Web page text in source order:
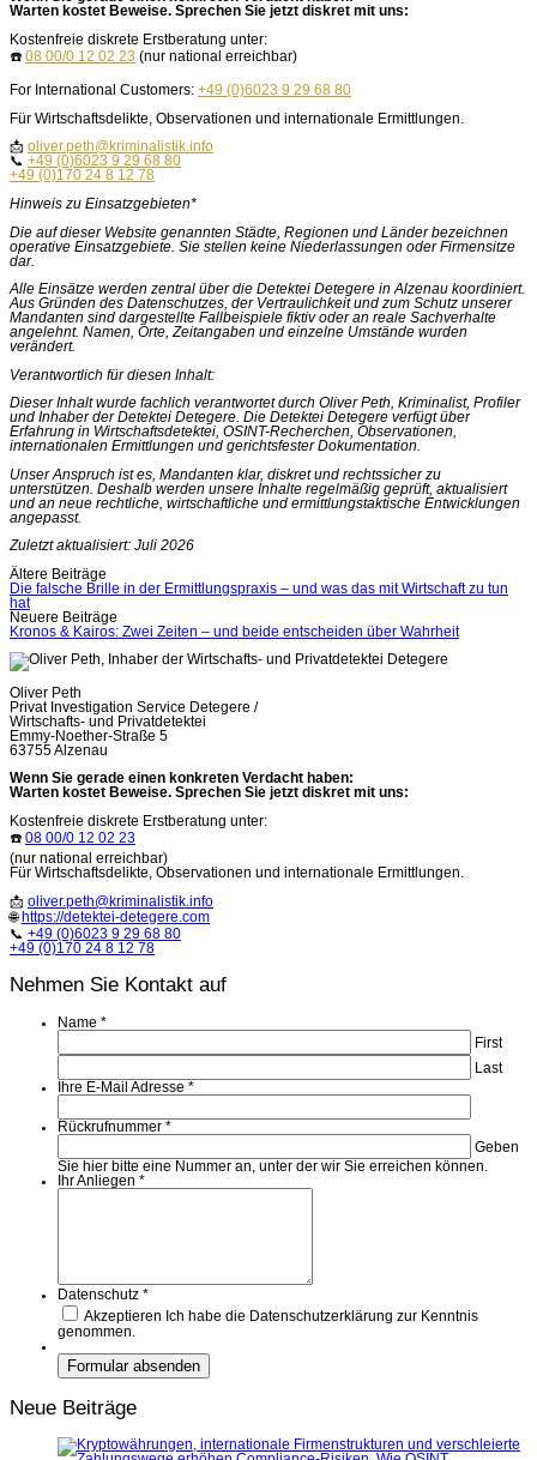
Warten kostet Beweise. Sprechen Sie jetzt diskret mit uns:
Kostenfreie diskrete Erstberatung unter:
☎️ 08 00/0 12 02 23 (nur national erreichbar)
For International Customers: +49 (0)6023 9 29 68 80
Für Wirtschaftsdelikte, Observationen und internationale Ermittlungen.
📩 oliver.peth@kriminalistik.info
📞 +49 (0)6023 9 29 68 80
+49 (0)170 24 8 12 78
Hinweis zu Einsatzgebieten*
Die auf dieser Website genannten Städte, Regionen und Länder bezeichnen
operative Einsatzgebiete. Sie stellen keine Niederlassungen oder Firmensitze
dar.
Alle Einsätze werden zentral über die Detektei Detegere in Alzenau koordiniert.
Aus Gründen des Datenschutzes, der Vertraulichkeit und zum Schutz unserer
Mandanten sind dargestellte Fallbeispiele fiktiv oder an reale Sachverhalte
angelehnt. Namen, Orte, Zeitangaben und einzelne Umstände wurden
verändert.
Verantwortlich für diesen Inhalt:
Dieser Inhalt wurde fachlich verantwortet durch Oliver Peth, Kriminalist, Profiler
und Inhaber der Detektei Detegere. Die Detektei Detegere verfügt über
Erfahrung in Wirtschaftsdetektei, OSINT-Recherchen, Observationen,
internationalen Ermittlungen und gerichtsfester Dokumentation.
Unser Anspruch ist es, Mandanten klar, diskret und rechtssicher zu
unterstützen. Deshalb werden unsere Inhalte regelmäßig geprüft, aktualisiert
und an neue rechtliche, wirtschaftliche und ermittlungstaktische Entwicklungen
angepasst.
Zuletzt aktualisiert: Juli 2026
Beitragsnavigation
Ältere Beiträge
Die falsche Brille in der Ermittlungspraxis – und was das mit Wirtschaft zu tun
hat
Neuere Beiträge
Kronos & Kairos: Zwei Zeiten – und beide entscheiden über Wahrheit
Oliver Peth
Privat Investigation Service Detegere /
Wirtschafts- und Privatdetektei
Emmy-Noether-Straße 5
63755 Alzenau
Wenn Sie gerade einen konkreten Verdacht haben:
Warten kostet Beweise. Sprechen Sie jetzt diskret mit uns:
Kostenfreie diskrete Erstberatung unter:
☎️ 08 00/0 12 02 23
(nur national erreichbar)
Für Wirtschaftsdelikte, Observationen und internationale Ermittlungen.
📩 oliver.peth@kriminalistik.info
🌐 https://detektei-detegere.com
📞 +49 (0)6023 9 29 68 80
+49 (0)170 24 8 12 78
Nehmen Sie Kontakt auf
Name *
First
Last
Ihre E-Mail Adresse *
Rückrufnummer *
Geben
Sie hier bitte eine Nummer an, unter der wir Sie erreichen können.
Ihr Anliegen *
Datenschutz *
Akzeptieren Ich habe die Datenschutzerklärung zur Kenntnis
genommen.
Neue Beiträge